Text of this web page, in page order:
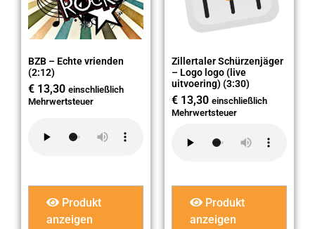
BZB – Echte vrienden
(2:12)
€ 13,30 einschließlich
Mehrwertsteuer
Produkt
anzeigen
Zillertaler Schürzenjäger
– Logo logo (live
uitvoering) (3:30)
€ 13,30 einschließlich
Mehrwertsteuer
Produkt
anzeigen